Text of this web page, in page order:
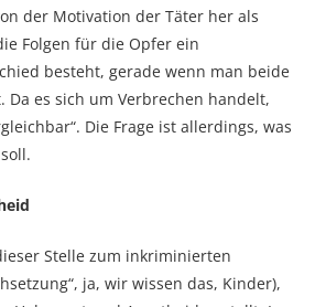
der Motivation der Täter her als
Folgen für die Opfer ein
besteht, gerade wenn man beide
Da es sich um Verbrechen handelt,
Die Frage ist allerdings, was
Stelle zum inkriminierten
ja, wir wissen das, Kinder),